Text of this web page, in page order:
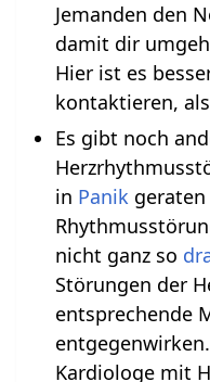
Jemanden den
damit dir
Hier ist es
kontaktieren,
Es gibt noch
in Panik
nicht ganz so
Störungen der
entsprechende
Kardiologe mit